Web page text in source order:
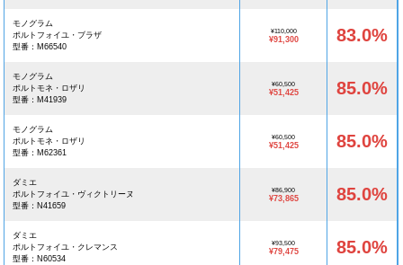
モノグラム
ポルトフォイユ・ブラザ
型番：M66540
¥110,000
¥91,300 83.0%
モノグラム
ポルトモネ・ロザリ
型番：M41939
¥60,500
¥51,425 85.0%
モノグラム
ポルトモネ・ロザリ
型番：M62361
¥60,500
¥51,425 85.0%
ダミエ
ポルトフォイユ・ヴィクトリーヌ
型番：N41659
¥86,900
¥73,865 85.0%
ダミエ
ポルトフォイユ・クレマンス
型番：N60534
¥93,500
¥79,475 85.0%